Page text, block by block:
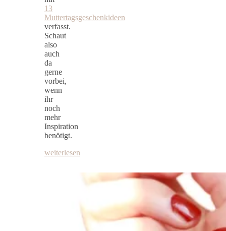
13
Muttertagsgeschenkideen
verfasst.
Schaut
also
auch
da
gerne
vorbei,
wenn
ihr
noch
mehr
Inspiration
benötigt.
weiterlesen